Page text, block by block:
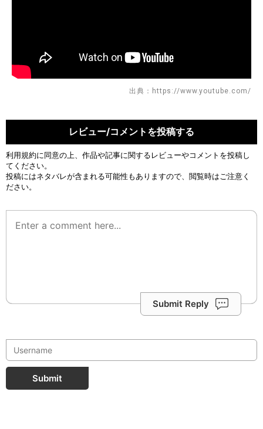
出典：https://www.youtube.com/
レビュー/コメントを投稿する
利用規約に同意の上、作品や記事に関するレビューやコメントを投稿し
てください。
投稿にはネタバレが含まれる可能性もありますので、閲覧時はご注意く
ださい。
Submit Reply
Submit